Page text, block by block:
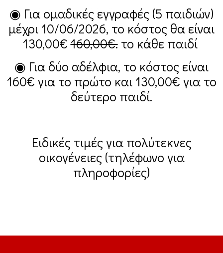
◉ Για ομαδικές εγγραφές (5 παιδιών)
μέχρι 10/06/2026, το κόστος θα είναι
130,00€160,00€.το κάθε παιδί
◉ Για δύο αδέλφια, το κόστος είναι
160€ για το πρώτο και 130,00€ για το
δεύτερο παιδί.
Ειδικές τιμές για πολύτεκνες
οικογένειες (τηλέφωνο για
πληροφορίες)